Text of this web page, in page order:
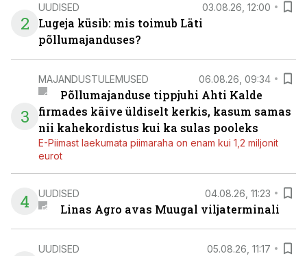
2
UUDISED 03.08.26, 12:00
Lugeja küsib: mis toimub Läti
põllumajanduses?
3
MAJANDUSTULEMUSED 06.08.26, 09:34
Põllumajanduse tippjuhi Ahti Kalde
firmades käive üldiselt kerkis, kasum samas
nii kahekordistus kui ka sulas pooleks
E-Piimast laekumata piimaraha on enam kui 1,2 miljonit
eurot
4 UUDISED 04.08.26, 11:23
Linas Agro avas Muugal viljaterminali
UUDISED 05.08.26, 11:17